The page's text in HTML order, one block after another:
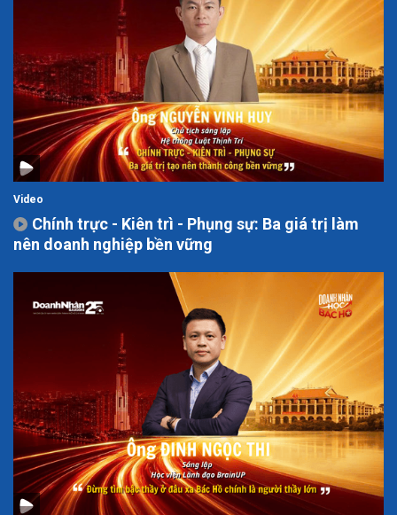
Video
Chính trực - Kiên trì - Phụng sự: Ba giá trị làm
nên doanh nghiệp bền vững